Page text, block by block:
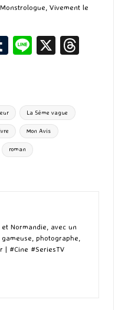
Vivement le
T
bl
r
Li X
La 5ème vague
Mon Avis
roman
Normandie, avec un
photographe,
| #Cine #SeriesTV